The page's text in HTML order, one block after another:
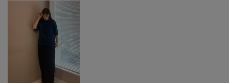
▼ブランドのお気に入り登録
新商品や再入荷など、いち早くブランドの情報を受け取ることができます。
■こちらの商品はtk.TAKEO KIKUCHI店舗では取り扱いがございませんのでお
問い合わせはコールセンターまで。